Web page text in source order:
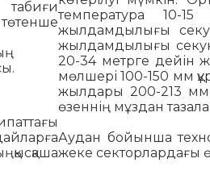
температура 10-
жылдамдылығы
жылдамдылығы
20-34 метрге дейін
мөлшері 100-150 мм
жылдары 200-213 мм
өзеннің мұздан
Аудан бойынша
жеке секторлардағы